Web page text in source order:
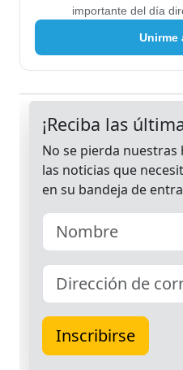
importante del día
Unirme